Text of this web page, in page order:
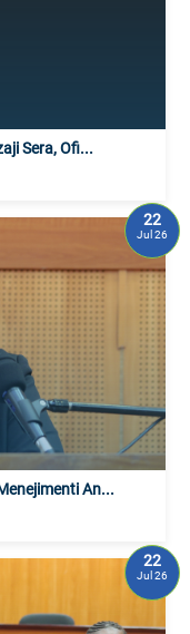
Sera, Ofi...
An...
22
Jul 26
22
Jul 26